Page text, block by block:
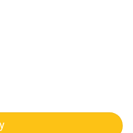
Tăng Chiều Cao, Chống